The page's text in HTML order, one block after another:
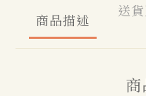
商品描述
送
商